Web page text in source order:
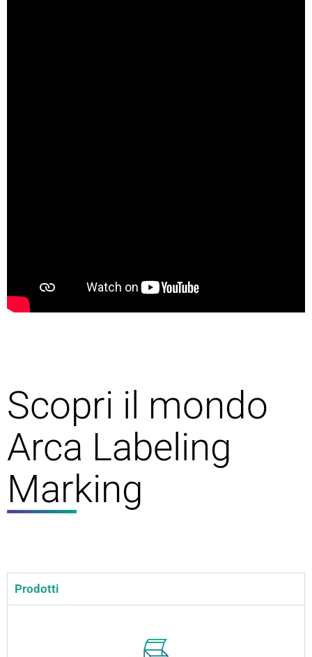
Scopri il mondo
Arca Labeling
Marking
Prodotti